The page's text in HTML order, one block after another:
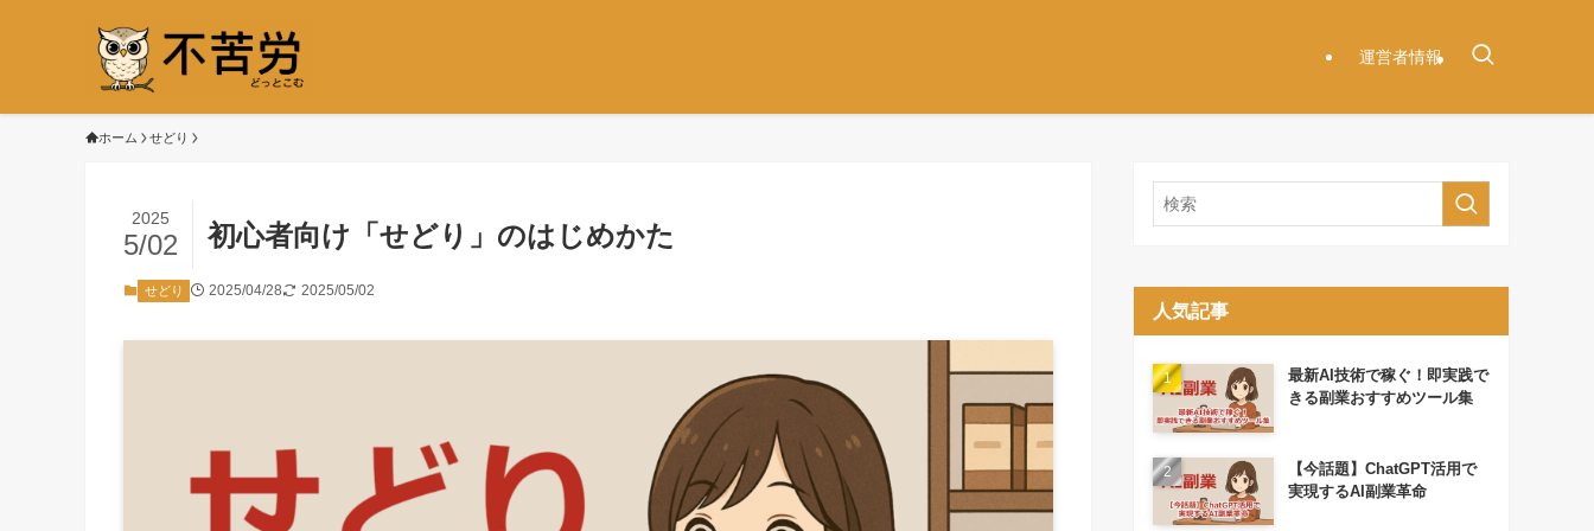
運営者情報
ホーム せどり
初心者向け「せどり」のはじめかた
2025
5/02
せどり 2025/04/28 2025/05/02
人気記事
最新AI技術で稼ぐ！即実践で
きる副業おすすめツール集
【今話題】ChatGPT活用で
実現するAI副業革命